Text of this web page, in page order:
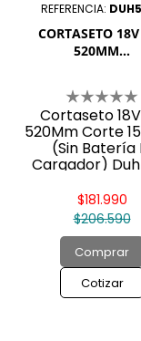
REFERENCIA:
CORTASETO
520MM...
Cortaseto
520Mm Corte
(Sin Batería
Cargador)
$206.590
$181.990
Comprar
Cotizar